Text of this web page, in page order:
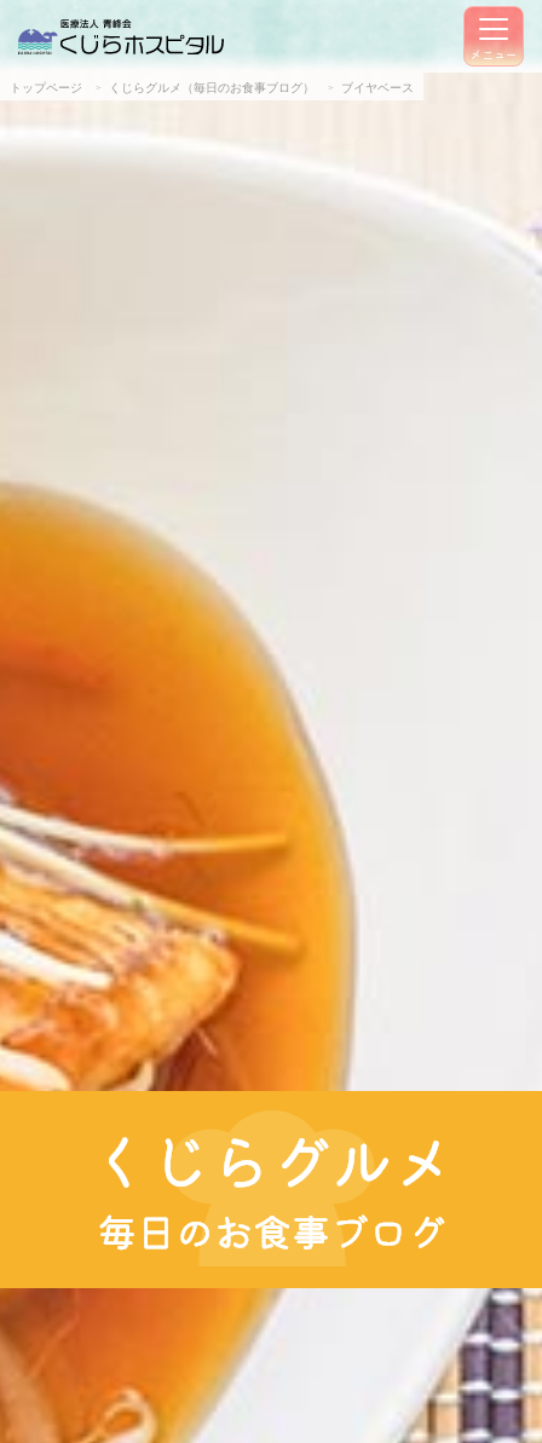
メニュー
トップページ くじらグルメ（毎日のお食事ブログ） ブイヤベース